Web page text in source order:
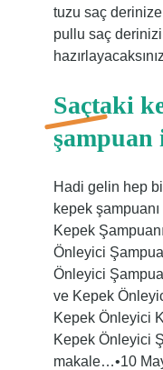
tuzu saç
pullu saç
Saçtaki
şampuan
Hadi gelin hep
kepek
Kepek
Önleyici
Önleyici
ve Kepek
Kepek Önleyici
Kepek Önleyici
makale…•10